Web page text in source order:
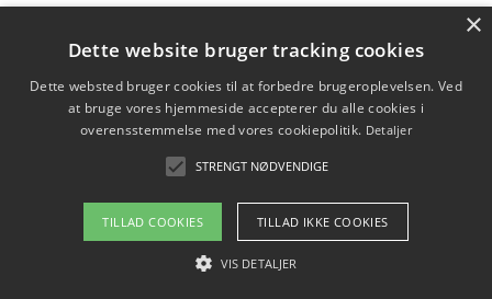
Hvordan kan gaver til unge voksne støtte bevarelsen
Copyright 2026 - Pilanto Aps
Om / kontakt
Blog Betingelser
×
Dette website bruger tracking cookies
Dette websted bruger cookies til at forbedre brugeroplevelsen. Ved
at bruge vores hjemmeside accepterer du alle cookies i
overensstemmelse med vores cookiepolitik. Detaljer
STRENGT NØDVENDIGE
TILLAD COOKIES TILLAD IKKE COOKIES
VIS DETALJER